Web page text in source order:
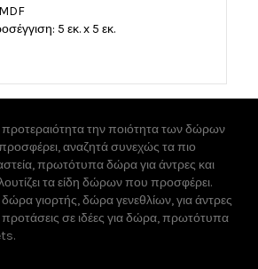
5 εκ. x 5 εκ.
την ποιότητα των δώρων
αναζητά συνεχώς τα πιο
πρωτότυπα δώρα για άντρες και
τα είδη δώρων που προσφέρει.
γιορτής, δώρα γενεθλίων, για άντρες
προτάσεις σε ιδέες για δώρα, πρωτότυπα